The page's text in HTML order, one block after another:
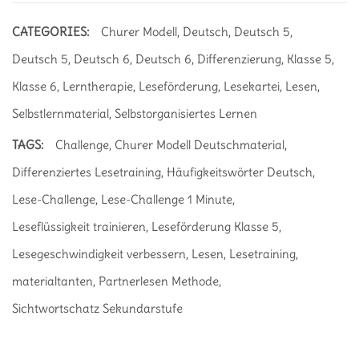
CATEGORIES: Churer Modell, Deutsch, Deutsch 5,
Deutsch 5, Deutsch 6, Deutsch 6, Differenzierung, Klasse 5,
Klasse 6, Lerntherapie, Leseförderung, Lesekartei, Lesen,
Selbstlernmaterial, Selbstorganisiertes Lernen
TAGS: Challenge, Churer Modell Deutschmaterial,
Differenziertes Lesetraining, Häufigkeitswörter Deutsch,
Lese-Challenge, Lese-Challenge 1 Minute,
Leseflüssigkeit trainieren, Leseförderung Klasse 5,
Lesegeschwindigkeit verbessern, Lesen, Lesetraining,
materialtanten, Partnerlesen Methode,
Sichtwortschatz Sekundarstufe